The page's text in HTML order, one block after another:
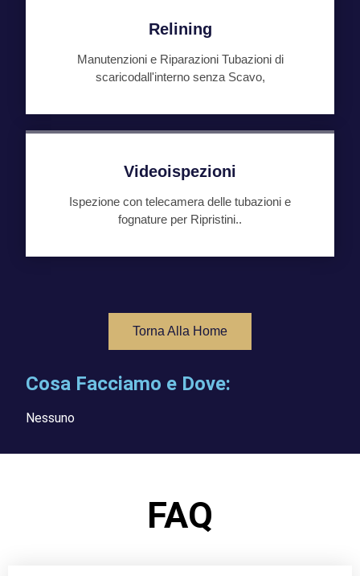
Relining
Manutenzioni e Riparazioni Tubazioni di
scaricodall'interno senza Scavo,
Videoispezioni
Ispezione con telecamera delle tubazioni e
fognature per Ripristini..
Torna Alla Home
Cosa Facciamo e Dove:
Nessuno
FAQ